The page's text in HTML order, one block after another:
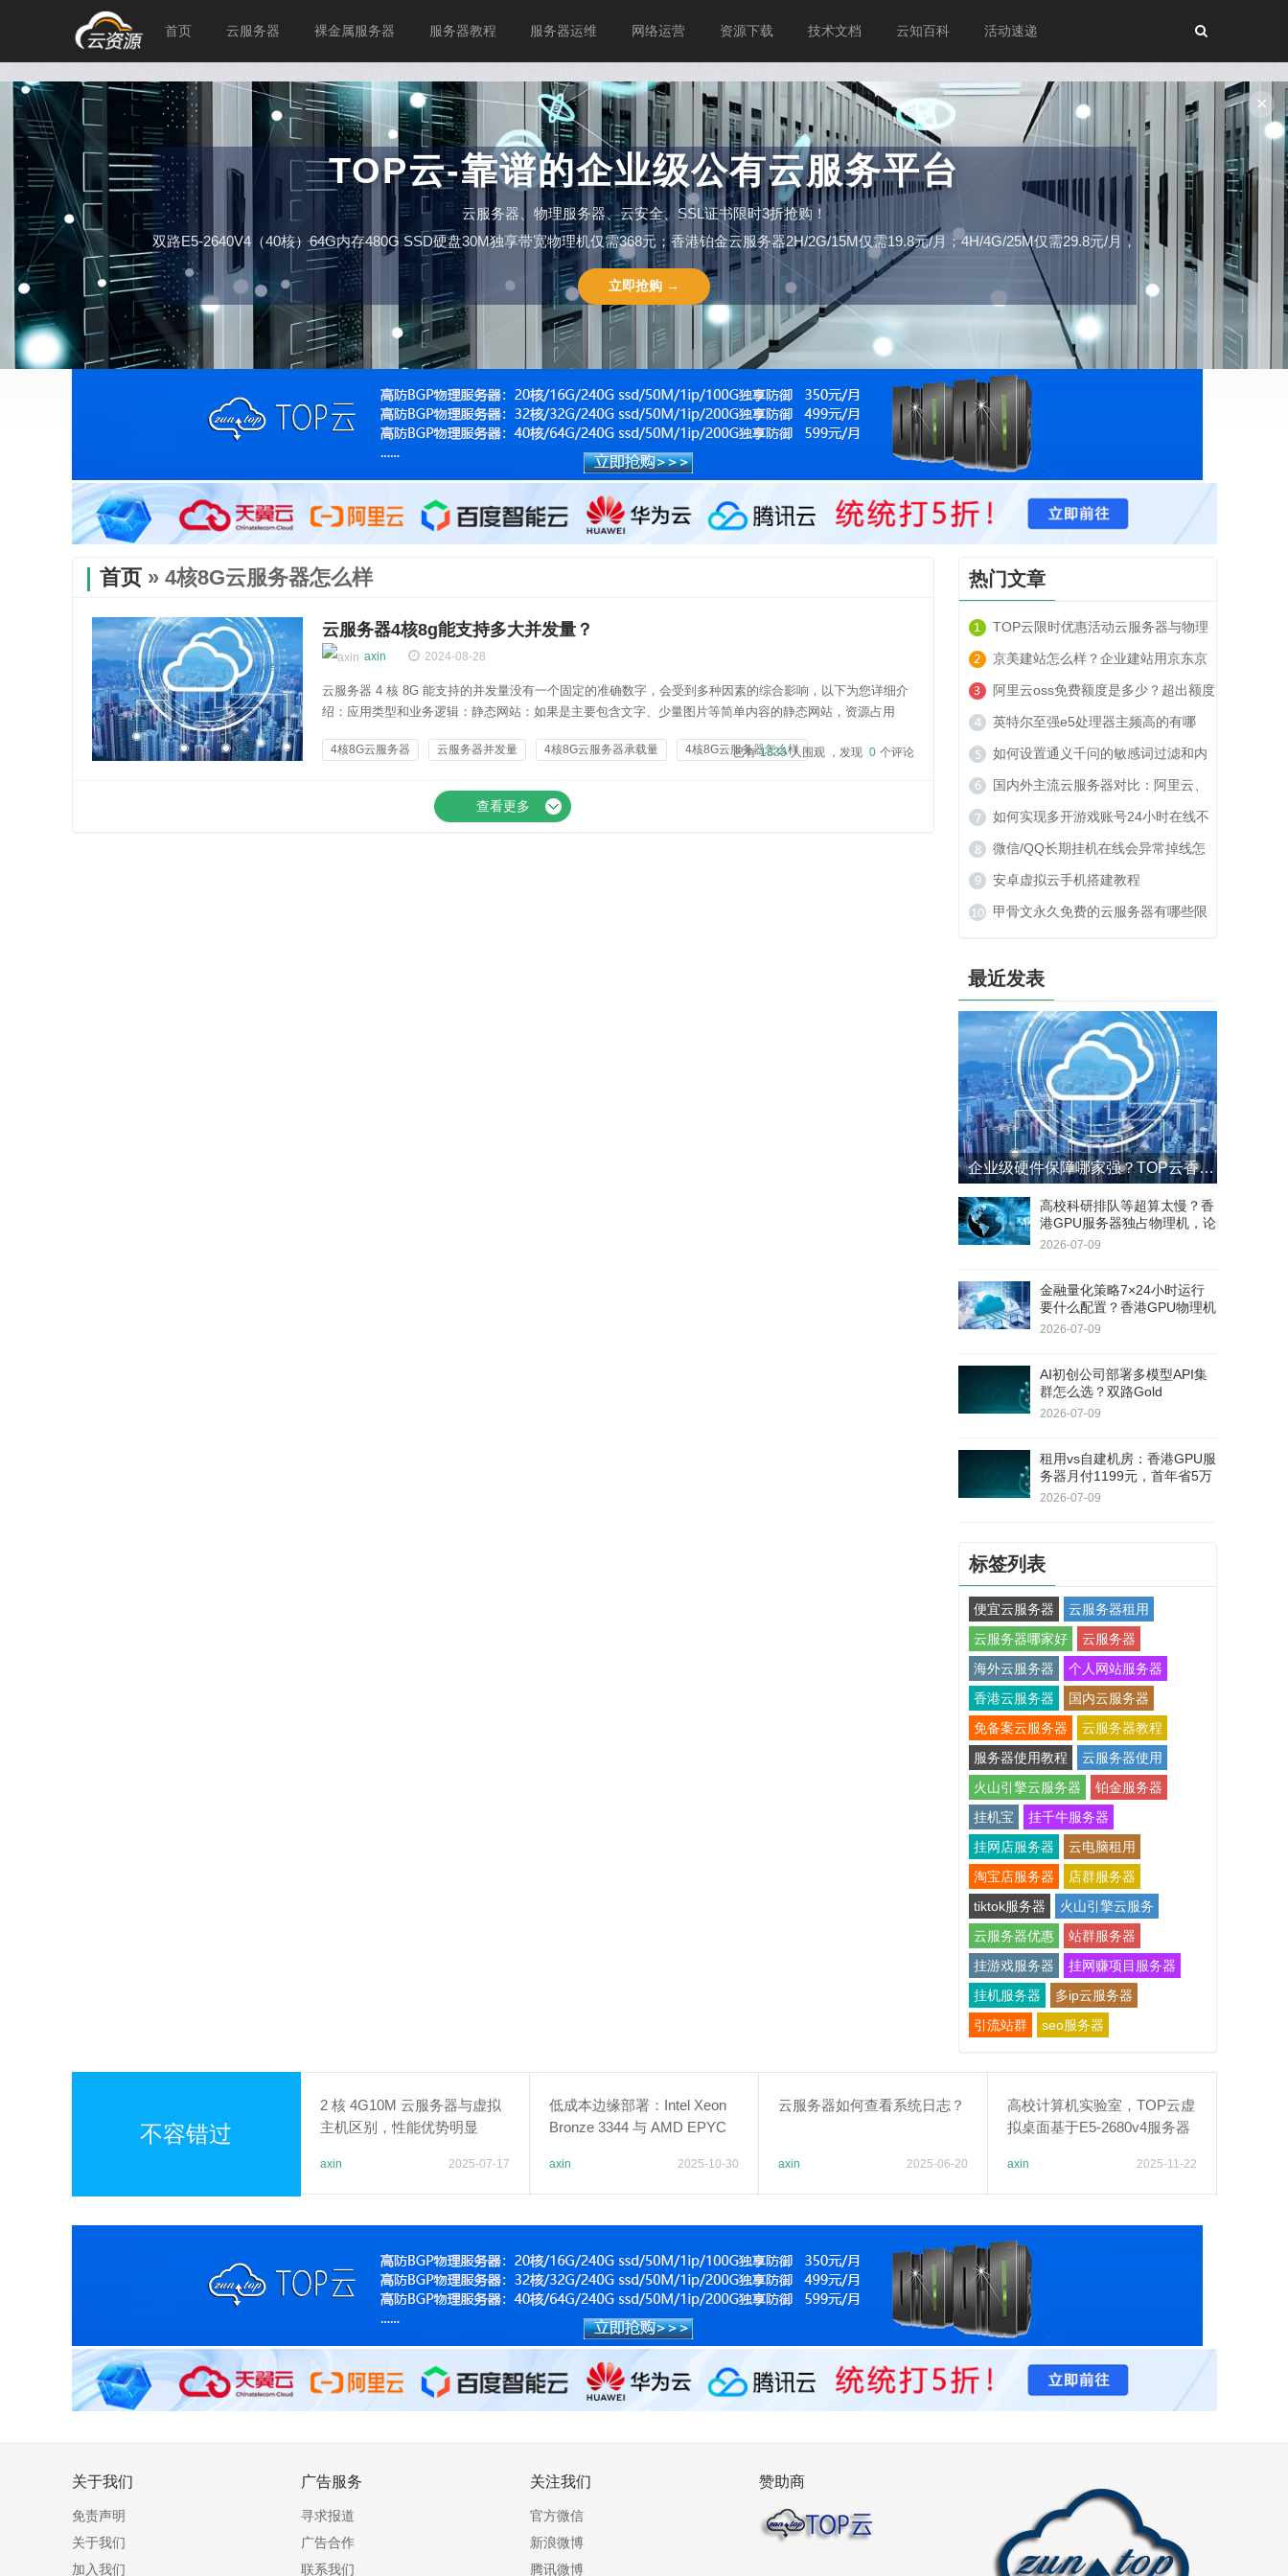
TOP云-靠谱的企业级公有云服务平台
云服务器、物理服务器、云安全、SSL证书限时3折抢购！
双路E5-2640V4（40核）64G内存480G SSD硬盘30M独享带宽物理机仅需368元；香港铂金云服务器2H/2G/15M仅需19.8元/月；4H/4G/25M仅需29.8元/月，
立即抢购 →
✕
首页 云服务器 裸金属服务器 服务器教程 服务器运维 网络运营 资源下载 技术文档 云知百科 活动速递
首页» 4核8G云服务器怎么样
云服务器4核8g能支持多大并发量？
axin 2024-08-28
云服务器 4 核 8G 能支持的并发量没有一个固定的准确数字，会受到多种因素的综合影响，以下为您详细介
绍：应用类型和业务逻辑：静态网站：如果是主要包含文字、少量图片等简单内容的静态网站，资源占用
的情况下，4 核 8G 服务器可以轻松应对每秒数千甚至上万次...
4核8G云服务器 云服务器并发量 4核8G云服务器承载量 4核8G云服务器怎么样
已有 1833 人围观 ，发现 0 个评论
查看更多
热门文章
TOP云限时优惠活动云服务器与物理
服务器套餐租用推荐
京美建站怎么样？企业建站用京东京
美建站可以吗？
阿里云oss免费额度是多少？超出额度
收费贵吗？
英特尔至强e5处理器主频高的有哪
些？
如何设置通义千问的敏感词过滤和内
容安全策略？
国内外主流云服务器对比：阿里云、
腾讯云、TOP云如何选？
如何实现多开游戏账号24小时在线不
被封号？
微信/QQ长期挂机在线会异常掉线怎
么办？
安卓虚拟云手机搭建教程
甲骨文永久免费的云服务器有哪些限
最近发表
企业级硬件保障哪家强？TOP云香港GPU服务器4小时响应+8小时更换SLA
高校科研排队等超算太慢？香
港GPU服务器独占物理机，论
文实验周期缩短60%
2026-07-09
金融量化策略7×24小时运行
要什么配置？香港GPU物理机
双路E5+RAID1，连续180天
2026-07-09
AI初创公司部署多模型API集
群怎么选？双路Gold
6138+RTX 5060Ti，40核80
2026-07-09
租用vs自建机房：香港GPU服
务器月付1199元，首年省5万
+不用自己修硬件
2026-07-09
标签列表
便宜云服务器
云服务器租用
云服务器哪家好
云服务器
海外云服务器
个人网站服务器
香港云服务器
国内云服务器
免备案云服务器
云服务器教程
服务器使用教程
云服务器使用
火山引擎云服务器
铂金服务器
挂机宝
挂千牛服务器
挂网店服务器
云电脑租用
淘宝店服务器
店群服务器
tiktok服务器
火山引擎云服务
云服务器优惠
站群服务器
挂游戏服务器
挂网赚项目服务器
挂机服务器
多ip云服务器
引流站群
seo服务器
不容错过
2 核 4G10M 云服务器与虚拟
主机区别，性能优势明显​
axin 2025-07-17
低成本边缘部署：Intel Xeon
Bronze 3344 与 AMD EPYC
axin 2025-10-30
云服务器如何查看系统日志？
axin 2025-06-20
高校计算机实验室，TOP云虚
拟桌面基于E5-2680v4服务器
axin 2025-11-22
关于我们
免责声明
关于我们
加入我们
广告服务
寻求报道
广告合作
联系我们
关注我们
官方微信
新浪微博
腾讯微博
赞助商